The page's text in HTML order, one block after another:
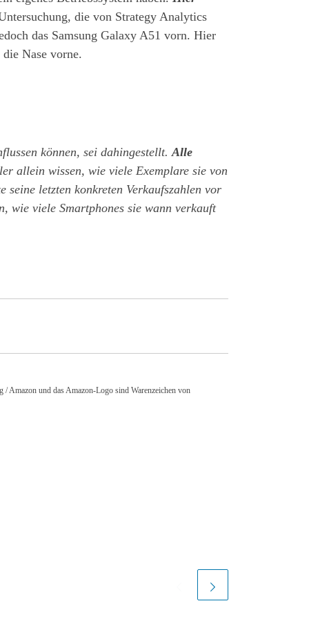
die von Strategy Analytics
das Samsung Galaxy A51 vorn. Hier
Nase vorne.
können, sei dahingestellt. Alle
allein wissen, wie viele Exemplare sie von
letzten konkreten Verkaufszahlen vor
wie viele Smartphones sie wann verkauft
Amazon und das Amazon-Logo sind Warenzeichen von